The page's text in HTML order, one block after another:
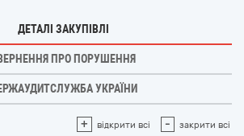
ДЕТАЛІ ЗАКУПІВЛІ
ПРО ПОРУШЕННЯ
УКРАЇНИ
+ відкрити всі - закрити всі